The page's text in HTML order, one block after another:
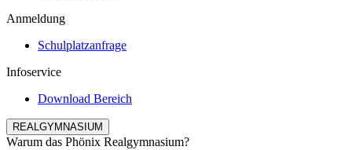
Anmeldung
Schulplatzanfrage
Infoservice
Download Bereich
REALGYMNASIUM
Warum das Phönix Realgymnasium?